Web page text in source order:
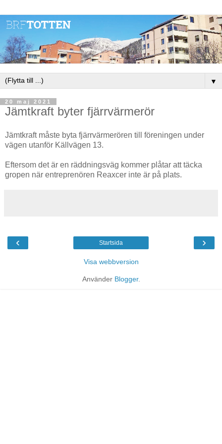
▼
20 maj 2021
Jämtkraft byter fjärrvärmerör
Jämtkraft måste byta fjärrvärmerören till föreningen under
vägen utanför Källvägen 13.
Eftersom det är en räddningsväg kommer plåtar att täcka
gropen när entreprenören Reaxcer inte är på plats.
‹ ›
Startsida
Visa webbversion
Använder Blogger.